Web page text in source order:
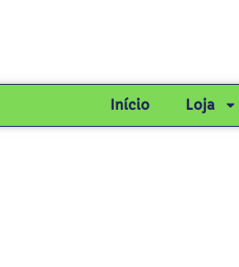
Início Loja